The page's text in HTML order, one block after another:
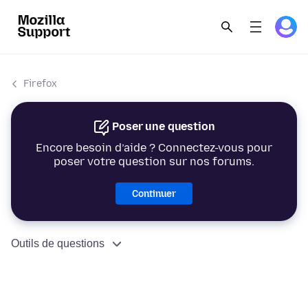
Firefox
Poser une question
Encore besoin d’aide ? Connectez-vous pour
poser votre question sur nos forums.
Continuer
Outils de questions